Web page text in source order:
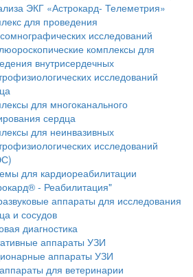
ЭКГ «Астрокард- Телеметрия»
для проведения
исследований
комплексы для
внутрисердечных
исследований
для многоканального
сердца
для неинвазивных
исследований
для кардиореабилитации
- Реабилитация"
аппараты для исследования
и сосудов
диагностика
аппараты УЗИ
аппараты УЗИ
для ветеринарии